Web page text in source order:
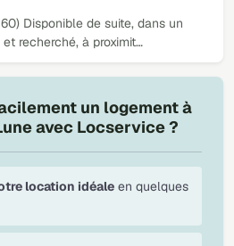
Disponible de suite, dans un
recherché, à proximit…
un logement à
avec Locservice ?
location idéale en quelques